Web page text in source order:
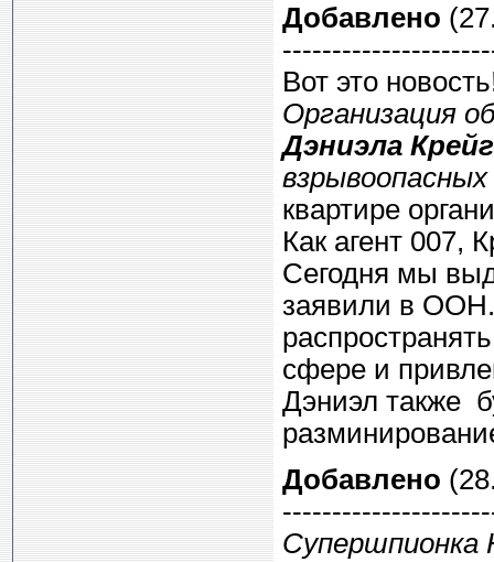
Добавлено
Вот это
Организация
Дэниэла
квартире
Как агент 007,
Сегодня мы
заявили в ООН.
сфере и
Дэниэл также
Добавлено
Супершпионка